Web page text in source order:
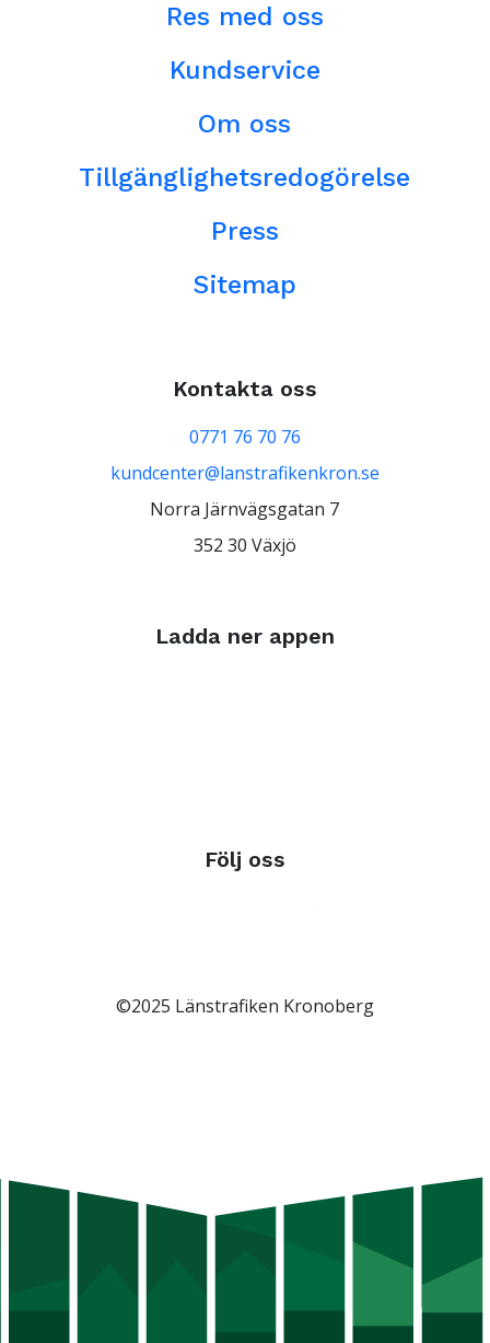
Res med oss
Kundservice
Om oss
Tillgänglighetsredogörelse
Press
Sitemap
Kontakta oss
0771 76 70 76
kundcenter@lanstrafikenkron.se
Norra Järnvägsgatan 7
352 30 Växjö
Ladda ner appen
Följ oss
©2025 Länstrafiken Kronoberg